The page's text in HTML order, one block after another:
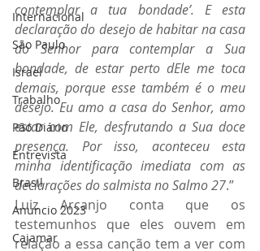
Internacional
São Paulo
Israel
Trabalho
Pão Diário
Entrevista
Brasil
Anuncio 2023
Cajamar
contemplar a tua bondade’. E esta
declaração do desejo de habitar na casa
do Senhor para contemplar a Sua
bondade, de estar perto dEle me toca
demais, porque esse também é o meu
desejo. Eu amo a casa do Senhor, amo
estar com Ele, desfrutando a Sua doce
presença. Por isso, aconteceu esta
minha identificação imediata com as
declarações do salmista no Salmo 27.”
Luiz Arcanjo conta que os
testemunhos que eles ouvem em
relação a essa canção tem a ver com